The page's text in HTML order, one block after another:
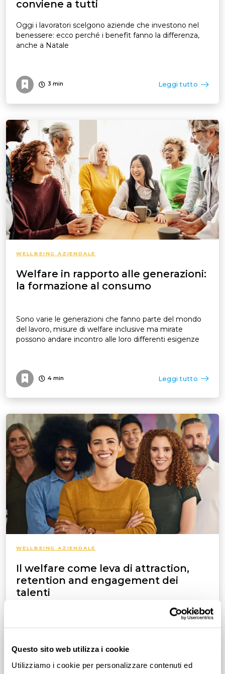
Questo sito web utilizza i cookie
Utilizziamo i cookie per personalizzare contenuti ed
conviene a tutti
Oggi i lavoratori scelgono aziende che investono nel
benessere: ecco perché i benefit fanno la differenza,
anche a Natale
3 min Leggi tutto
WELLBEING AZIENDALE
Welfare in rapporto alle generazioni:
la formazione al consumo
Sono varie le generazioni che fanno parte del mondo
del lavoro, misure di welfare inclusive ma mirate
possono andare incontro alle loro differenti esigenze
4 min Leggi tutto
WELLBEING AZIENDALE
Il welfare come leva di attraction,
retention and engagement​ dei
talenti
In un contesto lavorativo che vede grande mobilità,